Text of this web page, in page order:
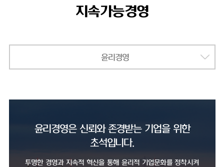
지속가능경영
윤리경영
윤리경영은 신뢰와 존경받는 기업을 위한
초석입니다.
투명한 경영과 지속적 혁신을 통해 윤리적 기업문화를 정착시켜